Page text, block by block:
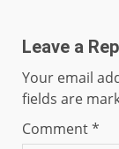
Leave a
Your email
fields are
Comment*